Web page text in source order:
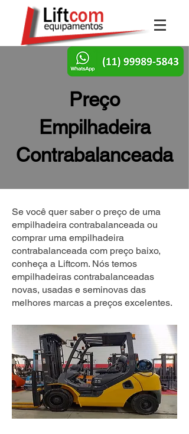
Preço
Empilhadeira
Contrabalanceada
Se você quer saber o preço de uma
empilhadeira contrabalanceada ou
comprar uma empilhadeira
contrabalanceada com preço baixo,
conheça a Liftcom. Nós temos
empilhadeiras contrabalanceadas
novas, usadas e seminovas das
melhores marcas a preços excelentes.